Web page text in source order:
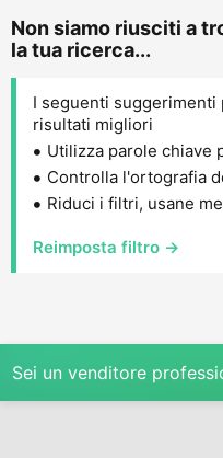
Non siamo riusciti a
la tua ricerca...
I seguenti
risultati migliori
Utilizza parole chiave
Controlla l'ortografia
Riduci i filtri, usane
Reimposta filtro →
Sei un venditore